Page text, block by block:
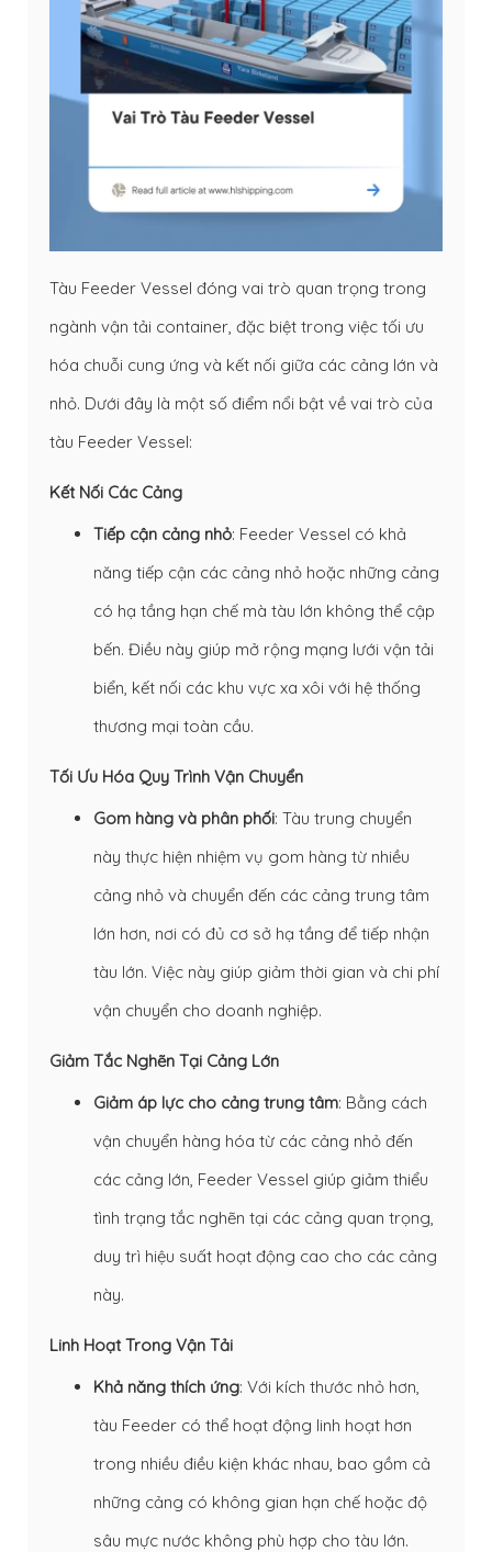
Tàu Feeder Vessel đóng vai trò quan trọng trong
ngành vận tải container, đặc biệt trong việc tối ưu
hóa chuỗi cung ứng và kết nối giữa các cảng lớn và
nhỏ. Dưới đây là một số điểm nổi bật về vai trò của
tàu Feeder Vessel:
Kết Nối Các Cảng
Tiếp cận cảng nhỏ: Feeder Vessel có khả
năng tiếp cận các cảng nhỏ hoặc những cảng
có hạ tầng hạn chế mà tàu lớn không thể cập
bến. Điều này giúp mở rộng mạng lưới vận tải
biển, kết nối các khu vực xa xôi với hệ thống
thương mại toàn cầu.
Tối Ưu Hóa Quy Trình Vận Chuyển
Gom hàng và phân phối: Tàu trung chuyển
này thực hiện nhiệm vụ gom hàng từ nhiều
cảng nhỏ và chuyển đến các cảng trung tâm
lớn hơn, nơi có đủ cơ sở hạ tầng để tiếp nhận
tàu lớn. Việc này giúp giảm thời gian và chi phí
vận chuyển cho doanh nghiệp.
Giảm Tắc Nghẽn Tại Cảng Lớn
Giảm áp lực cho cảng trung tâm: Bằng cách
vận chuyển hàng hóa từ các cảng nhỏ đến
các cảng lớn, Feeder Vessel giúp giảm thiểu
tình trạng tắc nghẽn tại các cảng quan trọng,
duy trì hiệu suất hoạt động cao cho các cảng
này.
Linh Hoạt Trong Vận Tải
Khả năng thích ứng: Với kích thước nhỏ hơn,
tàu Feeder có thể hoạt động linh hoạt hơn
trong nhiều điều kiện khác nhau, bao gồm cả
những cảng có không gian hạn chế hoặc độ
sâu mực nước không phù hợp cho tàu lớn.